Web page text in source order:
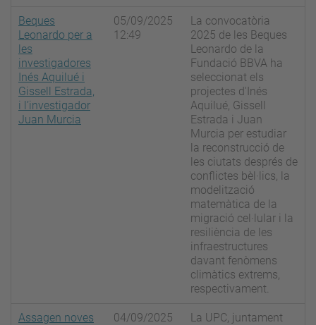
Beques
Leonardo per a
les
investigadores
Inés Aquilué i
Gissell Estrada,
i l’investigador
Juan Murcia
05/09/2025
12:49
La convocatòria
2025 de les Beques
Leonardo de la
Fundació BBVA ha
seleccionat els
projectes d'Inés
Aquilué, Gissell
Estrada i Juan
Murcia per estudiar
la reconstrucció de
les ciutats després de
conflictes bèl·lics, la
modelització
matemàtica de la
migració cel·lular i la
resiliència de les
infraestructures
davant fenòmens
climàtics extrems,
respectivament.
Assagen noves
04/09/2025
La UPC, juntament